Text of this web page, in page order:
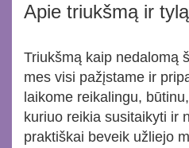
Apie triukšmą ir tylą
Triukšmą kaip nedalomą
mes visi pažįstame ir
laikome reikalingu,
kuriuo reikia susitaikyti ir
praktiškai beveik užliejo